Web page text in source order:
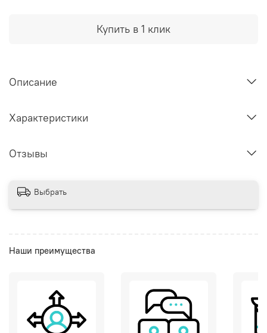
Купить в 1 клик
Описание
Характеристики
Отзывы
Выбрать
Наши преимущества